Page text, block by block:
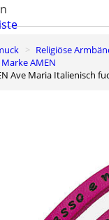
Religiöse
Marke AMEN
Ave Maria Italienisch